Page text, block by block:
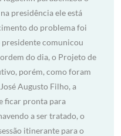
presidência ele está
do problema foi
comunicou
do dia, o Projeto de
porém, como foram
Augusto Filho, a
ficar pronta para
a ser tratado, o
itinerante para o